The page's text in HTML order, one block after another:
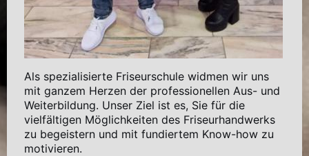
Als spezialisierte Friseurschule widmen wir uns
mit ganzem Herzen der professionellen Aus- und
Weiterbildung. Unser Ziel ist es, Sie für die
vielfältigen Möglichkeiten des Friseurhandwerks
zu begeistern und mit fundiertem Know-how zu
motivieren.